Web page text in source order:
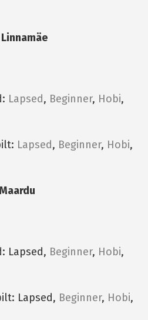
Lapsed, Beginner, Hobi,
Lapsed, Beginner, Hobi,
Lapsed, Beginner, Hobi,
Lapsed, Beginner, Hobi,